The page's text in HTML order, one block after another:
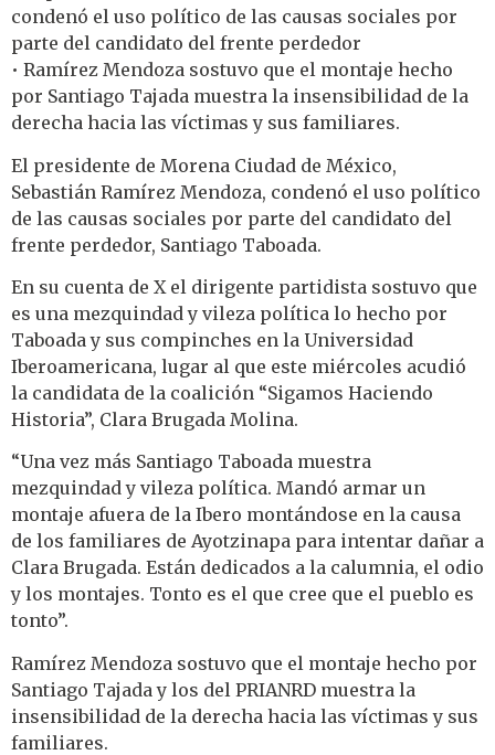
condenó el uso político de las causas sociales por
parte del candidato del frente perdedor
• Ramírez Mendoza sostuvo que el montaje hecho
por Santiago Tajada muestra la insensibilidad de la
derecha hacia las víctimas y sus familiares.
El presidente de Morena Ciudad de México,
Sebastián Ramírez Mendoza, condenó el uso político
de las causas sociales por parte del candidato del
frente perdedor, Santiago Taboada.
En su cuenta de X el dirigente partidista sostuvo que
es una mezquindad y vileza política lo hecho por
Taboada y sus compinches en la Universidad
Iberoamericana, lugar al que este miércoles acudió
la candidata de la coalición “Sigamos Haciendo
Historia”, Clara Brugada Molina.
“Una vez más Santiago Taboada muestra
mezquindad y vileza política. Mandó armar un
montaje afuera de la Ibero montándose en la causa
de los familiares de Ayotzinapa para intentar dañar a
Clara Brugada. Están dedicados a la calumnia, el odio
y los montajes. Tonto es el que cree que el pueblo es
tonto”.
Ramírez Mendoza sostuvo que el montaje hecho por
Santiago Tajada y los del PRIANRD muestra la
insensibilidad de la derecha hacia las víctimas y sus
familiares.